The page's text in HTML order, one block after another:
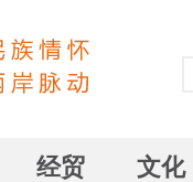
经贸 文化